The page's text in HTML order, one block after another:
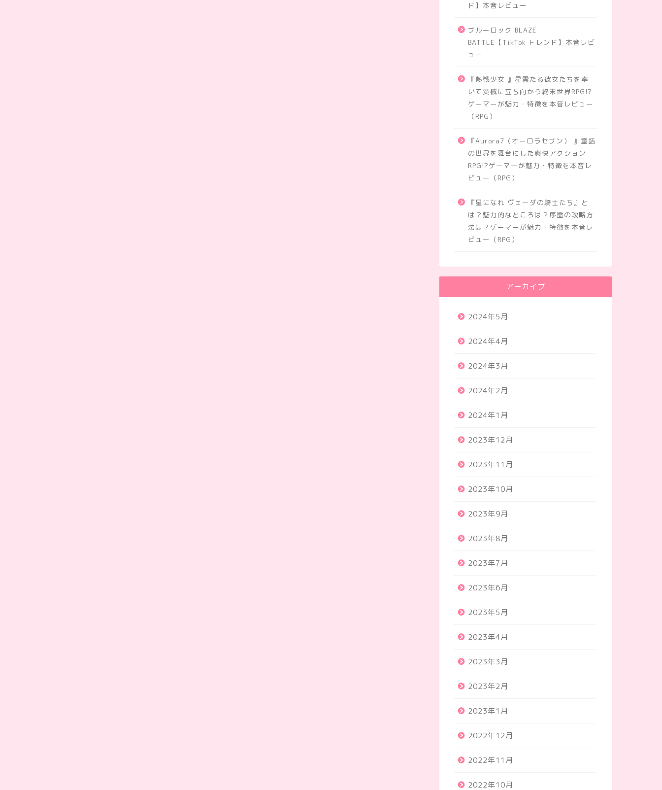
ド】本音レビュー
ブルーロック BLAZE
BATTLE【TikTok トレンド】本音レビ
ュー
『熱戦少女 』星霊たる彼女たちを率
いて災械に立ち向かう終末世界RPG!?
ゲーマーが魅力・特徴を本音レビュー
（RPG）
『Aurora7（オーロラセブン） 』童話
の世界を舞台にした爽快アクション
RPG!?ゲーマーが魅力・特徴を本音レ
ビュー（RPG）
『星になれ ヴェーダの騎士たち』と
は？魅力的なところは？序盤の攻略方
法は？ゲーマーが魅力・特徴を本音レ
ビュー（RPG）
アーカイブ
2024年5月
2024年4月
2024年3月
2024年2月
2024年1月
2023年12月
2023年11月
2023年10月
2023年9月
2023年8月
2023年7月
2023年6月
2023年5月
2023年4月
2023年3月
2023年2月
2023年1月
2022年12月
2022年11月
2022年10月